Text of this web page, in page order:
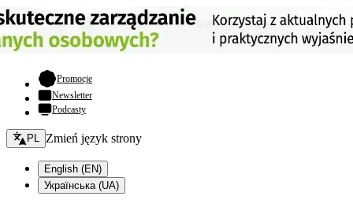
Promocje- otwiera się w nowej karcie
Newsletter
Podcasty
Zmień język - bieżący:
PL Zmień język strony
English (EN)
Українська (UA)